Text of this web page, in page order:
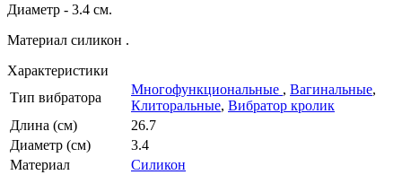
Диаметр - 3.4 см.
Материал силикон .
Характеристики
Тип вибратора
Многофункциональные , Вагинальные,
Клиторальные, Вибратор кролик
Длина (см)
26.7
Диаметр (см)
3.4
Материал
Силикон